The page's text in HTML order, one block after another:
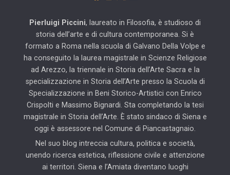
Pierluigi Piccini, laureato in Filosofia, è studioso di
storia dell’arte e di cultura contemporanea. Si è
formato a Roma nella scuola di Galvano Della Volpe e
ha conseguito la laurea magistrale in Scienze Religiose
ad Arezzo, la triennale in Storia dell’Arte Sacra e la
specializzazione in Storia dell’Arte presso la Scuola di
Specializzazione in Beni Storico-Artistici con Enrico
Crispolti e Massimo Bignardi. Sta completando la tesi
magistrale in Storia dell’Arte. È stato sindaco di Siena e
oggi è assessore nel Comune di Piancastagnaio.
Nel suo blog intreccia cultura, politica e società,
unendo ricerca estetica, riflessione civile e attenzione
ai territori. Siena e l’Amiata diventano luoghi